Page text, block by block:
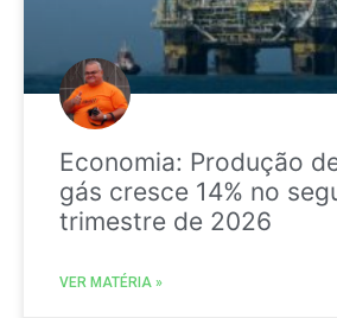
Economia: Produção
gás cresce 14% no
trimestre de 2026
VER MATÉRIA »